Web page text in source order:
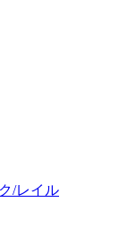
/レイル